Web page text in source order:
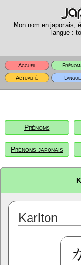
Mon nom en japonais,
langue :
Accueil
Actualité
Langue
Prénoms
Prénoms japonais
Karlton